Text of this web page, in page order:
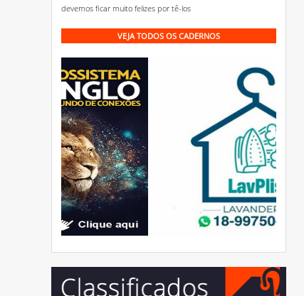
devemos ficar muito felizes por tê-los
VEJA TODOS OS CADERNOS